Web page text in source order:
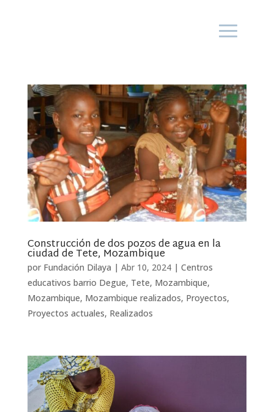
Construcción de dos pozos de agua en la
ciudad de Tete, Mozambique
por Fundación Dilaya | Abr 10, 2024| Centros
educativos barrio Degue, Tete, Mozambique,
Mozambique, Mozambique realizados, Proyectos,
Proyectos actuales, Realizados